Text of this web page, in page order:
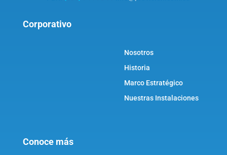
Corporativo
Nosotros
Historia
Marco Estratégico
Nuestras Instalaciones
Conoce más